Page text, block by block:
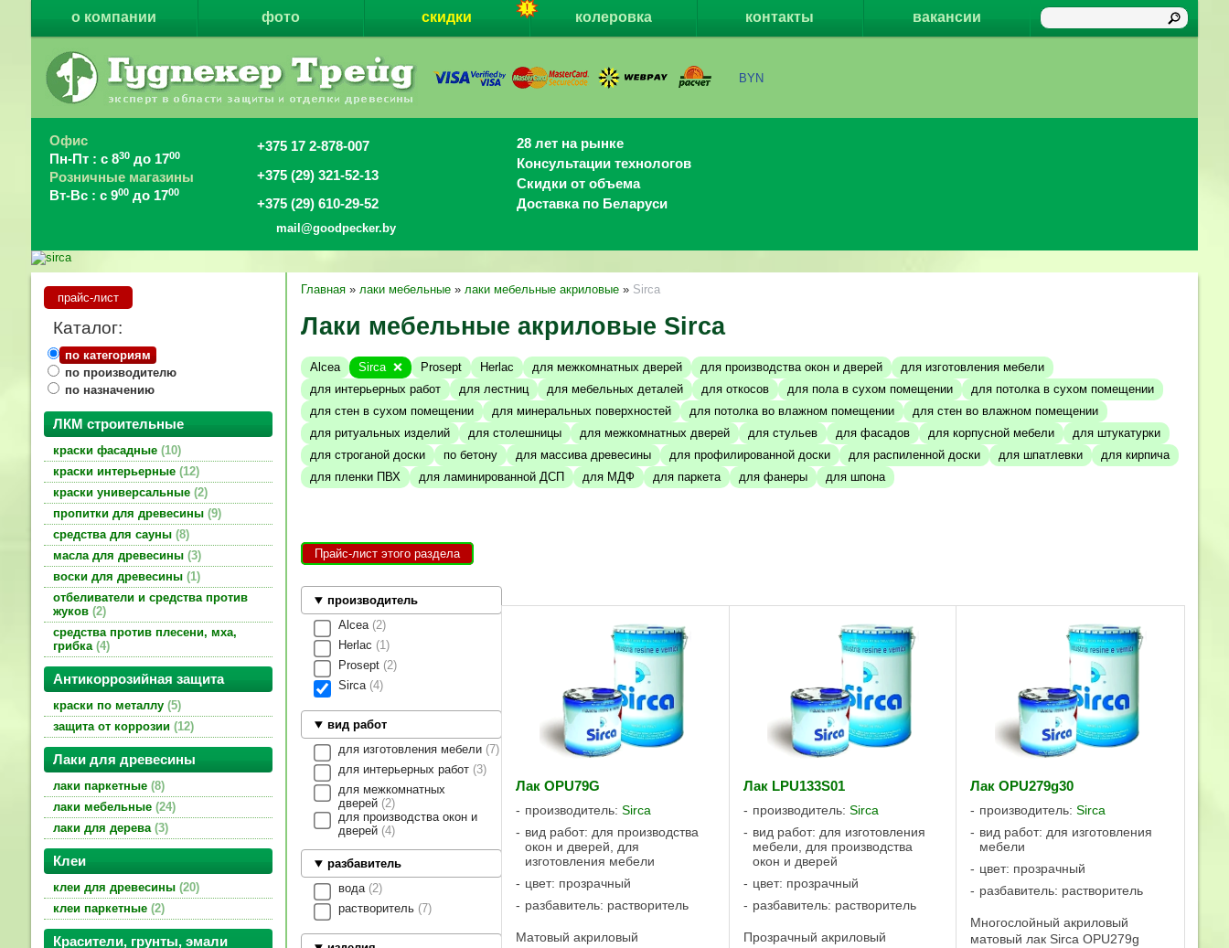
о компании фото скидки колеровка контакты вакансии
BYN
Офис
Пн-Пт : с 830до 1700
Розничные магазины
Вт-Вс : с 900до 1700
+375 17 2-878-007
+375 (29) 321-52-13
+375 (29) 610-29-52
mail@goodpecker.by
28 лет на рынке
Консультации технологов
Скидки от объема
Доставка по Беларуси
прайс-лист
Каталог:
по категориям
по производителю
по назначению
ЛКМ строительные
краски фасадные 10
краски интерьерные 12
краски универсальные 2
пропитки для древесины 9
средства для сауны 8
масла для древесины 3
воски для древесины 1
отбеливатели и средства против
жуков 2
средства против плесени, мха,
грибка 4
Антикоррозийная защита
краски по металлу 5
защита от коррозии 12
Лаки для древесины
лаки паркетные 8
лаки мебельные 24
лаки для дерева 3
Клеи
клеи для древесины 20
клеи паркетные 2
Красители, грунты, эмали
Главная » лаки мебельные » лаки мебельные акриловые » Sirca
Лаки мебельные акриловые Sirca
Alcea Sirca Prosept Herlac для межкомнатных дверей для производства окон и дверей
для изготовления мебели
для интерьерных работ
для лестниц для мебельных деталей для откосов для пола в сухом помещении
для потолка в сухом помещении
для стен в сухом помещении
для минеральных поверхностей для потолка во влажном помещении
для стен во влажном помещении
для ритуальных изделий
для столешницы для межкомнатных дверей для стульев для фасадов для корпусной мебели
для штукатурки
для строганой доски
по бетону для массива древесины для профилированной доски для распиленной доски для шпатлевки
для кирпича
для пленки ПВХ
для ламинированной ДСП для МДФ для паркета для фанеры для шпона
Прайс-лист этого раздела
производитель
Alcea 2
Herlac
1
Prosept 2
Sirca 4
вид работ
для изготовления мебели 7
для интерьерных работ 3
для межкомнатных
дверей 2
для производства окон и
дверей 4
разбавитель
вода 2
растворитель 7
Лак OPU79G
производитель: Sirca
вид работ: для производства
окон и дверей, для
изготовления мебели
цвет: прозрачный
разбавитель: растворитель
Матовый акриловый
Лак LPU133S01
производитель: Sirca
вид работ: для изготовления
мебели, для производства
окон и дверей
цвет: прозрачный
разбавитель: растворитель
Прозрачный акриловый
Лак OPU279g30
производитель:Sirca
вид работ: для изготовления
мебели
цвет: прозрачный
разбавитель: растворитель
Многослойный акриловый
матовый лак Sirca OPU279g